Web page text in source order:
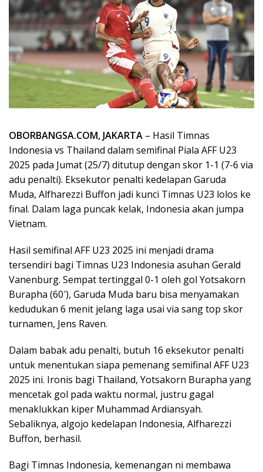
OBORBANGSA.COM, JAKARTA – Hasil Timnas
Indonesia vs Thailand dalam semifinal Piala AFF U23
2025 pada Jumat (25/7) ditutup dengan skor 1-1 (7-6 via
adu penalti). Eksekutor penalti kedelapan Garuda
Muda, Alfharezzi Buffon jadi kunci Timnas U23 lolos ke
final. Dalam laga puncak kelak, Indonesia akan jumpa
Vietnam.
Hasil semifinal AFF U23 2025 ini menjadi drama
tersendiri bagi Timnas U23 Indonesia asuhan Gerald
Vanenburg. Sempat tertinggal 0-1 oleh gol Yotsakorn
Burapha (60′), Garuda Muda baru bisa menyamakan
kedudukan 6 menit jelang laga usai via sang top skor
turnamen, Jens Raven.
Dalam babak adu penalti, butuh 16 eksekutor penalti
untuk menentukan siapa pemenang semifinal AFF U23
2025 ini. Ironis bagi Thailand, Yotsakorn Burapha yang
mencetak gol pada waktu normal, justru gagal
menaklukkan kiper Muhammad Ardiansyah.
Sebaliknya, algojo kedelapan Indonesia, Alfharezzi
Buffon, berhasil.
Bagi Timnas Indonesia, kemenangan ni membawa